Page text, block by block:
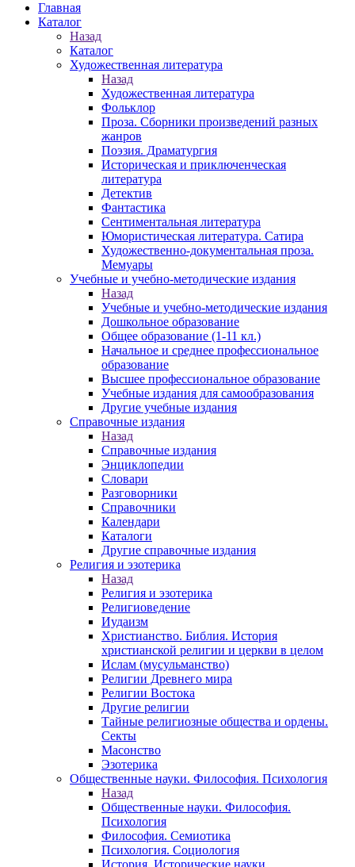
Главная
Каталог
Назад
Каталог
Художественная литература
Назад
Художественная литература
Фольклор
Проза. Сборники произведений разных
жанров
Поэзия. Драматургия
Историческая и приключенческая
литература
Детектив
Фантастика
Сентиментальная литература
Юмористическая литература. Сатира
Художественно-документальная проза.
Мемуары
Учебные и учебно-методические издания
Назад
Учебные и учебно-методические издания
Дошкольное образование
Общее образование (1-11 кл.)
Начальное и среднее профессиональное
образование
Высшее профессиональное образование
Учебные издания для самообразования
Другие учебные издания
Справочные издания
Назад
Справочные издания
Энциклопедии
Словари
Разговорники
Справочники
Календари
Каталоги
Другие справочные издания
Религия и эзотерика
Назад
Религия и эзотерика
Религиоведение
Иудаизм
Христианство. Библия. История
христианской религии и церкви в целом
Ислам (мусульманство)
Религии Древнего мира
Религии Востока
Другие религии
Тайные религиозные общества и ордены.
Секты
Масонство
Эзотерика
Общественные науки. Философия. Психология
Назад
Общественные науки. Философия.
Психология
Философия. Семиотика
Психология. Социология
История. Исторические науки